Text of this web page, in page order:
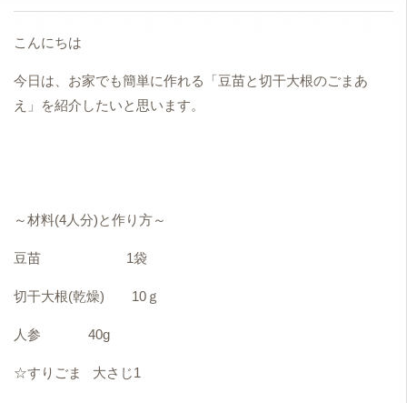
こんにちは
今日は、お家でも簡単に作れる「豆苗と切干大根のごまあ
え」を紹介したいと思います。
～材料(4人分)と作り方～
豆苗 1袋
切干大根(乾燥) 10ｇ
人参 40g
☆すりごま 大さじ1